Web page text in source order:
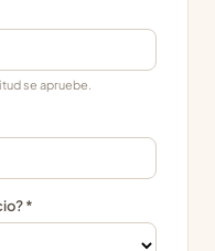
se apruebe.
*